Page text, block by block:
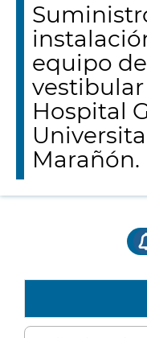
equipo
vestibular
Hospital
Marañón.